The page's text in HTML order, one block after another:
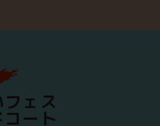
ェス
ート